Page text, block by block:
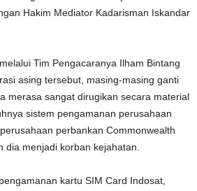
Hakim Mediator Kadarisman Iskandar
Tim Pengacaranya Ilham Bintang
asing tersebut, masing-masing ganti
merasa sangat dirugikan secara material
sistem pengamanan perusahaan
perbankan Commonwealth
dia menjadi korban kejahatan.
kartu SIM Card Indosat,